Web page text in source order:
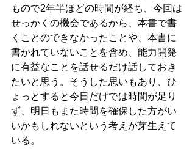
もので2年半ほどの時間が経ち、今回は
せっかくの機会であるから、本書で書
くことのできなかったことや、本書に
書かれていないことを含め、能力開発
に有益なことを話せるだけ話しておき
たいと思う。そうした思いもあり、ひ
ょっとすると今日だけでは時間が足り
ず、明日もまた時間を確保した方がい
いかもしれないという考えが芽生えて
いる。